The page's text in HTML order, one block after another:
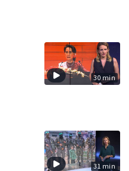
30 min
31 min